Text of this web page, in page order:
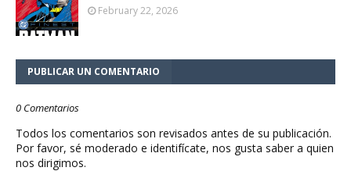
February 22, 2026
PUBLICAR UN COMENTARIO
0 Comentarios
Todos los comentarios son revisados antes de su publicación.
Por favor, sé moderado e identifícate, nos gusta saber a quien
nos dirigimos.